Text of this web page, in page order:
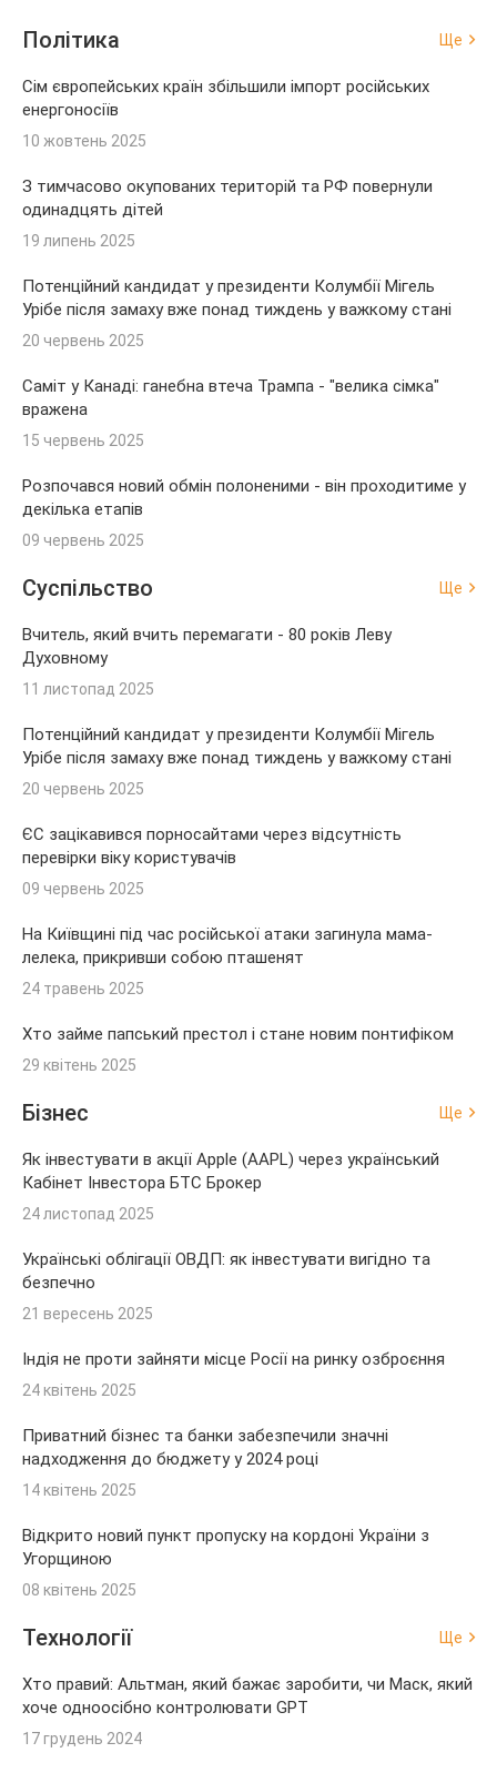
Політика Ще
Сім європейських країн збільшили імпорт російських
енергоносіїв
10 жовтень 2025
З тимчасово окупованих територій та РФ повернули
одинадцять дітей
19 липень 2025
Потенційний кандидат у президенти Колумбії Мігель
Урібе після замаху вже понад тиждень у важкому стані
20 червень 2025
Саміт у Канаді: ганебна втеча Трампа - "велика сімка"
вражена
15 червень 2025
Розпочався новий обмін полоненими - він проходитиме у
декілька етапів
09 червень 2025
Суспільство Ще
Вчитель, який вчить перемагати - 80 років Леву
Духовному
11 листопад 2025
Потенційний кандидат у президенти Колумбії Мігель
Урібе після замаху вже понад тиждень у важкому стані
20 червень 2025
ЄС зацікавився порносайтами через відсутність
перевірки віку користувачів
09 червень 2025
На Київщині під час російської атаки загинула мама-
лелека, прикривши собою пташенят
24 травень 2025
Хто займе папський престол і стане новим понтифіком
29 квітень 2025
Бізнес Ще
Як інвестувати в акції Apple (AAPL) через український
Кабінет Інвестора БТС Брокер
24 листопад 2025
Українські облігації ОВДП: як інвестувати вигідно та
безпечно
21 вересень 2025
Індія не проти зайняти місце Росії на ринку озброєння
24 квітень 2025
Приватний бізнес та банки забезпечили значні
надходження до бюджету у 2024 році
14 квітень 2025
Відкрито новий пункт пропуску на кордоні України з
Угорщиною
08 квітень 2025
Технології Ще
Хто правий: Альтман, який бажає заробити, чи Маск, який
хоче одноосібно контролювати GPT
17 грудень 2024